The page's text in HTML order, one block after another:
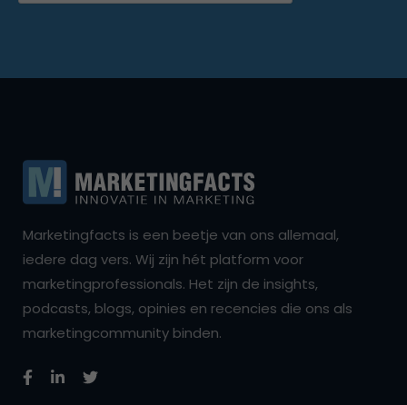
Marketingfacts is een beetje van ons allemaal,
iedere dag vers. Wij zijn hét platform voor
marketingprofessionals. Het zijn de insights,
podcasts, blogs, opinies en recencies die ons als
marketingcommunity binden.